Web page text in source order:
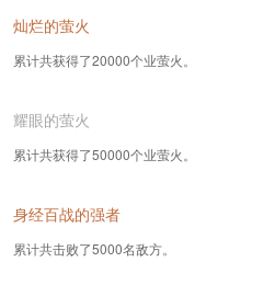
灿烂的萤火
累计共获得了20000个业萤火。
耀眼的萤火
累计共获得了50000个业萤火。
身经百战的强者
累计共击败了5000名敌方。